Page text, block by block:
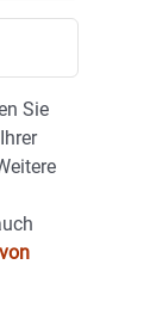
Sie